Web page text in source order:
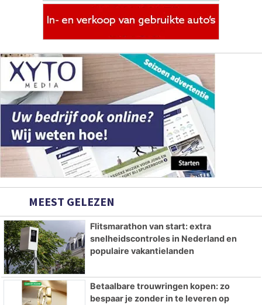
MEEST GELEZEN
Flitsmarathon van start: extra
snelheidscontroles in Nederland en
populaire vakantielanden
Betaalbare trouwringen kopen: zo
bespaar je zonder in te leveren op